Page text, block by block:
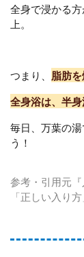
全身で浸かる
上。
つまり、 脂肪
全身浴は、半身
毎日、万葉の
う！
参考・引用元
「正しい入り方